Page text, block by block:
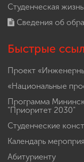
Студенческая жизнь
Сведения об
Быстрые
Проект
«Национальные
Программа
"Приоритет 2030"
Студенческие
Календарь
Абитуриенту